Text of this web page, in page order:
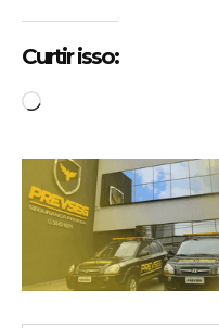
Curtir isso:
C
r
r
e
n
d